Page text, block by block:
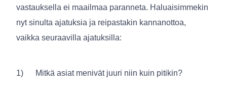
vastauksella ei maailmaa paranneta. Haluaisimmekin
nyt sinulta ajatuksia ja reipastakin kannanottoa,
vaikka seuraavilla ajatuksilla:
1) Mitkä asiat menivät juuri niin kuin pitikin?